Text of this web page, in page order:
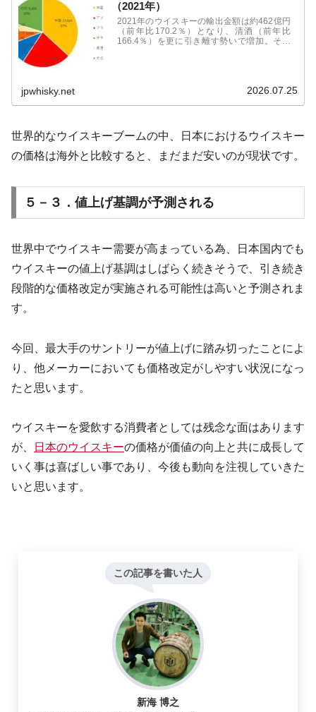
（2021年）
2021年のウイスキーの輸出金額は約462億円
（前年比170.2％）となり、清酒（前年比
166.4％）を更に引き離す勢いで増加。その
jpwhisky.net 2026.07.25
世界的なウイスキーブームの中、日本におけるウイスキー
の価格は海外と比較すると、まだまだ安いのが現状です。
５－３．値上げ基調が予測される
世界中でウイスキー需要が高まっている為、日本国内でも
ウイスキーの値上げ基調はしばらく続きそうで、引き続き
段階的な価格改定が実施される可能性は高いと予測されま
す。
今回、最大手のサントリーが値上げに踏み切ったことによ
り、他メーカーにおいても価格改定がしやすい状況になっ
たと思います。
ウイスキーを愛飲する消費者としては残念な面はあります
が、
日本のウイスキーの価格が価値の向上と共に成長して
いく事は喜ばしい事であり、今後も動向を注視していきた
いと思います。
この記事を書いた人
新海 博之